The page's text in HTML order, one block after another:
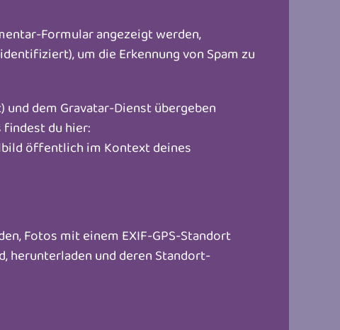
Formular angezeigt werden,
um die Erkennung von Spam zu
dem Gravatar-Dienst übergeben
findest du hier:
öffentlich im Kontext deines
Fotos mit einem EXIF-GPS-Standort
herunterladen und deren Standort-